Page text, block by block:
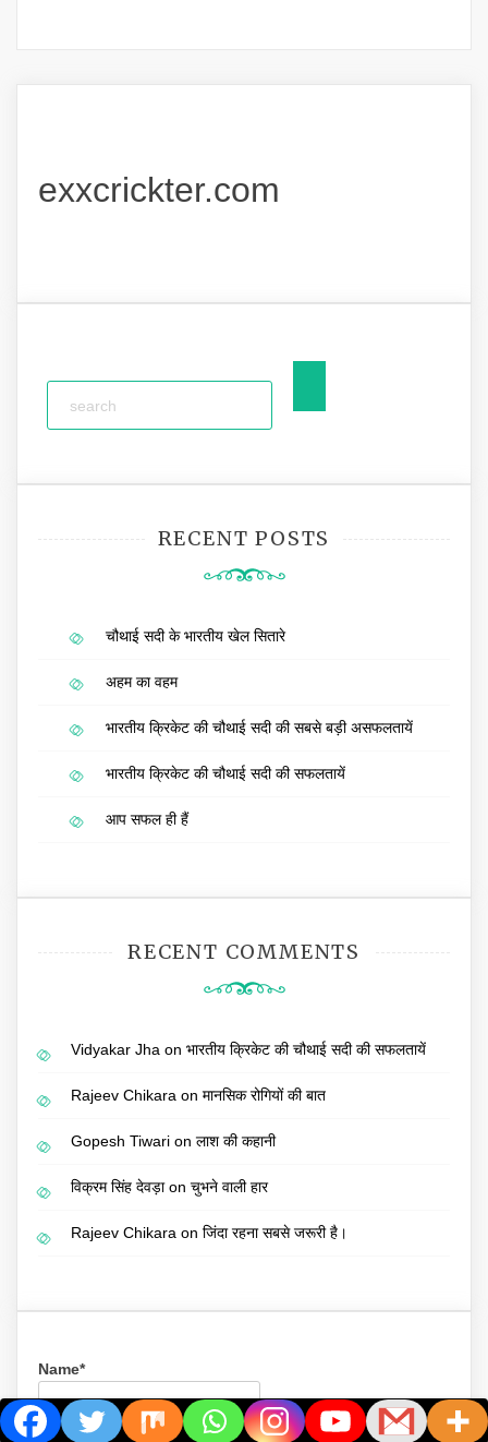
exxcrickter.com
RECENT POSTS
चौथाई सदी के भारतीय खेल सितारे
अहम का वहम
भारतीय क्रिकेट की चौथाई सदी की सबसे बड़ी असफलतायें
भारतीय क्रिकेट की चौथाई सदी की सफलतायें
आप सफल ही हैं
RECENT COMMENTS
Vidyakar Jha on भारतीय क्रिकेट की चौथाई सदी की सफलतायें
Rajeev Chikara on मानसिक रोगियों की बात
Gopesh Tiwari on लाश की कहानी
विक्रम सिंह देवड़ाon चुभने वाली हार
Rajeev Chikara on जिंदा रहना सबसे जरूरी है।
Name*
Email*